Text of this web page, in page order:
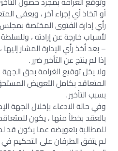
أو اتخاذ أي إجراء آخر ، ويعفى
رأي إدارة الفتوى المختصة بمجلس
لأسباب خارجة عن إرادته ،
– بعد أخذ رأي الإدارة المشار
إذا لم ينتج عن التأخير ضرر .
ولا يخل توقيع الغرامة بحق الجهة
المتعاقد بكامل التعويض
بسبب التأخير .
وفي حالة الادعاء بإخلال الجهة
بالعقد بخطأ منها ، يكون
للمطالبة بتعويضه عما يكون قد
لم يتفق الطرفان على التحكيم في